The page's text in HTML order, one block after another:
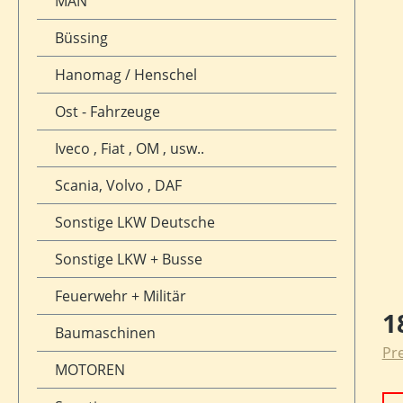
Büssing
Hanomag / Henschel
Ost - Fahrzeuge
Iveco , Fiat , OM , usw..
Scania, Volvo , DAF
Sonstige LKW Deutsche
Sonstige LKW + Busse
Feuerwehr + Militär
Baumaschinen
MOTOREN